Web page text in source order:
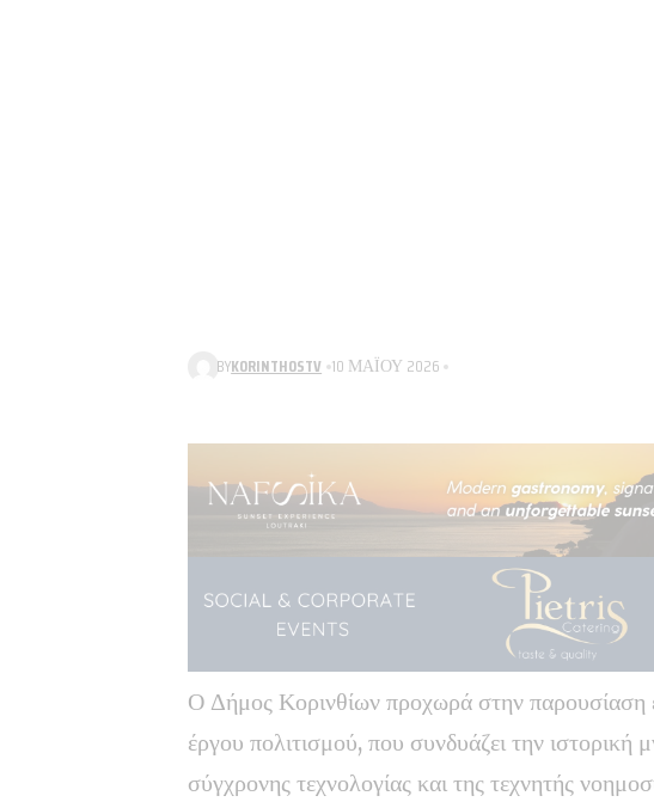
BYKORINTHOSTV 10 ΜΑΪ́ΟΥ 2026
Ο Δήμος Κορινθίων προχωρά στην παρουσίαση
έργου πολιτισμού, που συνδυάζει την ιστορική
σύγχρονης τεχνολογίας και της τεχνητής